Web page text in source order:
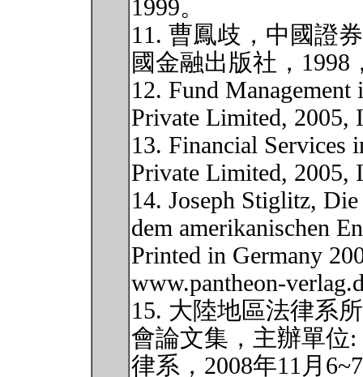
1999。
11. 曹鳳歧，中國證
國金融出版社，1998
12. Fund
Private Limited, 2005,
13. Financial Services
Private Limited, 2005,
14. Joseph Stiglitz,
dem amerikanischen
Printed in Germany
www.pantheon-
15. 大陸地區法律系
會論文集，主辦單位
律系，2008年11月